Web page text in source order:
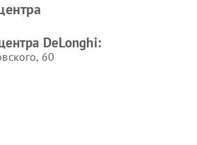
DeLonghi
DeLonghi:
60